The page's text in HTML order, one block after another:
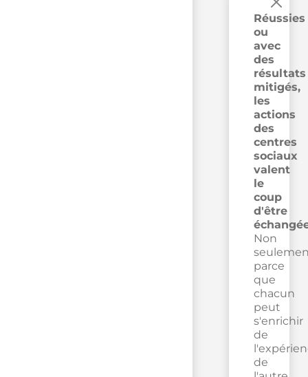
Réussies
ou
avec
des
résultats
mitigés,
les
actions
des
centres
sociaux
valent
le
coup
d'être
Non
parce
que
chacun
peut
s'enrichir
de
de
×